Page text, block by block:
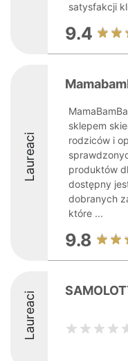
satysfakcji
9.4
Laureaci
sklepem
rodziców i
produktów
dostępny
dobranych
które ...
9.8
Laureaci